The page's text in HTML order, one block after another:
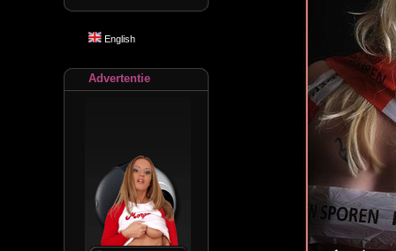
English
Advertentie